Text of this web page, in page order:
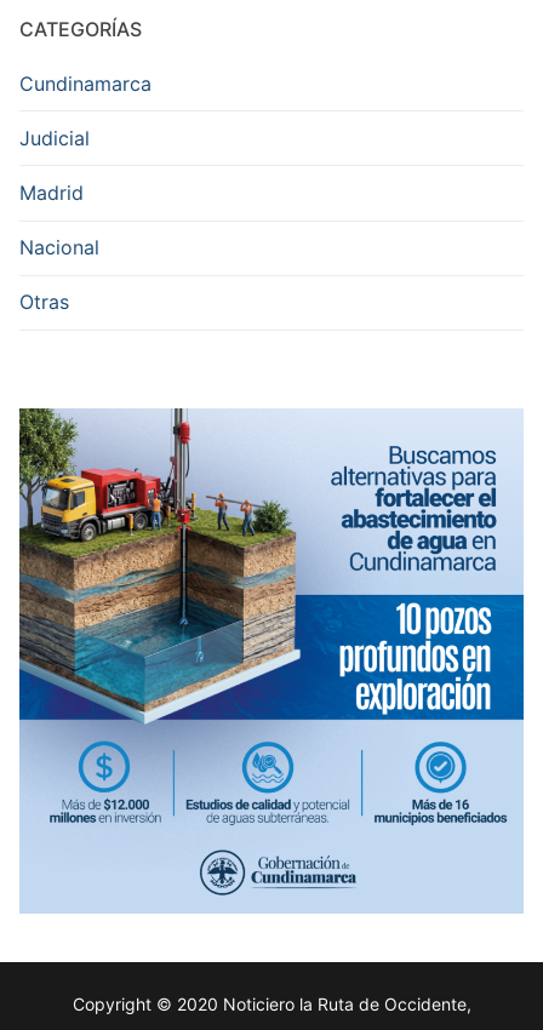
CATEGORÍAS
Cundinamarca
Judicial
Madrid
Nacional
Otras
Copyright © 2020 Noticiero la Ruta de Occidente,